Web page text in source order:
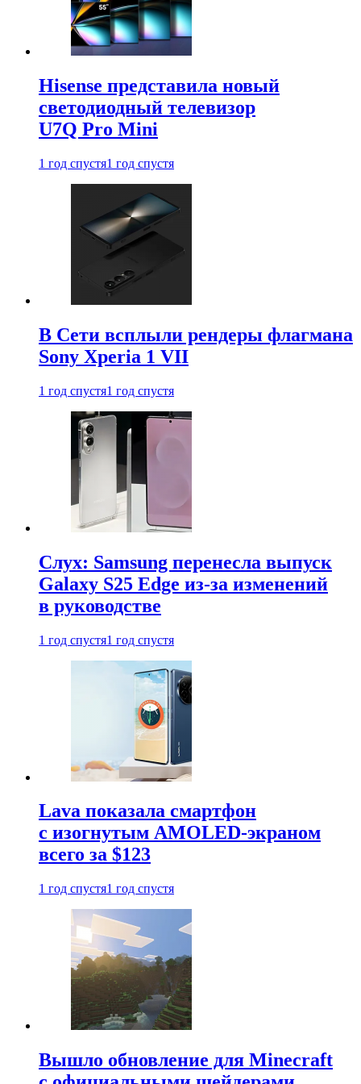
Hisense представила новый
светодиодный телевизор
U7Q Pro Mini
1 год спустя1 год спустя
В Сети всплыли рендеры флагмана
Sony Xperia 1 VII
1 год спустя1 год спустя
Слух: Samsung перенесла выпуск
Galaxy S25 Edge из-за изменений
в руководстве
1 год спустя1 год спустя
Lava показала смартфон
с изогнутым AMOLED-экраном
всего за $123
1 год спустя1 год спустя
Вышло обновление для Minecraft